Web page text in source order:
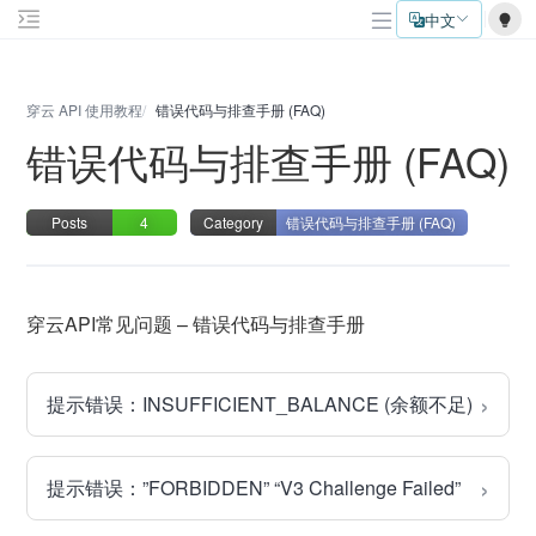
中文
穿云 API 使用教程 错误代码与排查手册 (FAQ)
错误代码与排查手册 (FAQ)
Posts 4 Category 错误代码与排查手册 (FAQ)
穿云API常见问题 – 错误代码与排查手册
提示错误：INSUFFICIENT_BALANCE (余额不足) ›
提示错误：”FORBIDDEN” “V3 Challenge Failed” ›